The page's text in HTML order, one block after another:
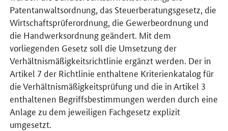
Patentanwaltsordnung, das Steuerberatungsgesetz, die
Wirtschaftsprüferordnung, die Gewerbeordnung und
die Handwerksordnung geändert. Mit dem
vorliegenden Gesetz soll die Umsetzung der
Verhältnismäßigkeitsrichtlinie ergänzt werden. Der in
Artikel 7 der Richtlinie enthaltene Kriterienkatalog für
die Verhältnismäßigkeitsprüfung und die in Artikel 3
enthaltenen Begriffsbestimmungen werden durch eine
Anlage zu dem jeweiligen Fachgesetz explizit
umgesetzt.